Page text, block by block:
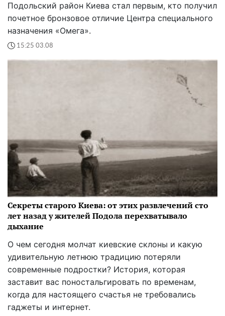
Подольский район Киева стал первым, кто получил
почетное бронзовое отличие Центра специального
назначения «Омега».
15:25 03.08
Секреты старого Киева: от этих развлечений сто
лет назад у жителей Подола перехватывало
дыхание
О чем сегодня молчат киевские склоны и какую
удивительную летнюю традицию потеряли
современные подростки? История, которая
заставит вас поностальгировать по временам,
когда для настоящего счастья не требовались
гаджеты и интернет.